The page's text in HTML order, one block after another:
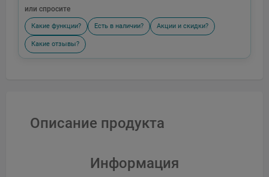
или спросите
Какие функции? Есть в наличии? Акции и скидки?
Какие отзывы?
Описание продукта
Информация